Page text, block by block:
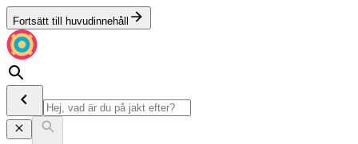
Fortsätt till huvudinnehåll